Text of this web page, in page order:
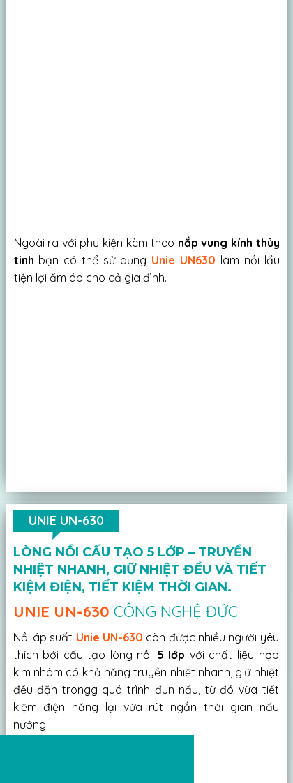
Ngoài ra với phụ kiện kèm theo nắp vung kính thủy
tinh bạn có thể sử dụng Unie UN630 làm nồi lẩu
tiện lợi ấm áp cho cả gia đình.
LÒNG NỒI CẤU TẠO 5 LỚP – TRUYỀN
NHIỆT NHANH, GIỮ NHIỆT ĐỀU VÀ TIẾT
KIỆM ĐIỆN, TIẾT KIỆM THỜI GIAN.
UNIE UN-630 CÔNG NGHỆ ĐỨC
Nồi áp suất Unie UN-630 còn được nhiều người yêu
thích bởi cấu tạo lòng nồi 5 lớp với chất liệu hợp
kim nhôm có khả năng truyền nhiệt nhanh, giữ nhiệt
đều đặn trongg quá trình đun nấu, từ đó vừa tiết
kiệm điện năng lại vừa rút ngắn thời gian nấu
nướng.
UNIE UN-630